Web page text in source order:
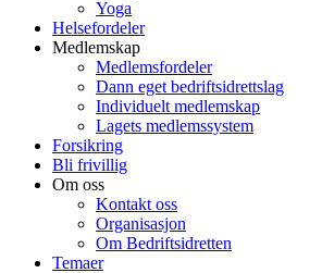
Yoga
Helsefordeler
Medlemskap
Medlemsfordeler
Dann eget bedriftsidrettslag
Individuelt medlemskap
Lagets medlemssystem
Forsikring
Bli frivillig
Om oss
Kontakt oss
Organisasjon
Om Bedriftsidretten
Temaer